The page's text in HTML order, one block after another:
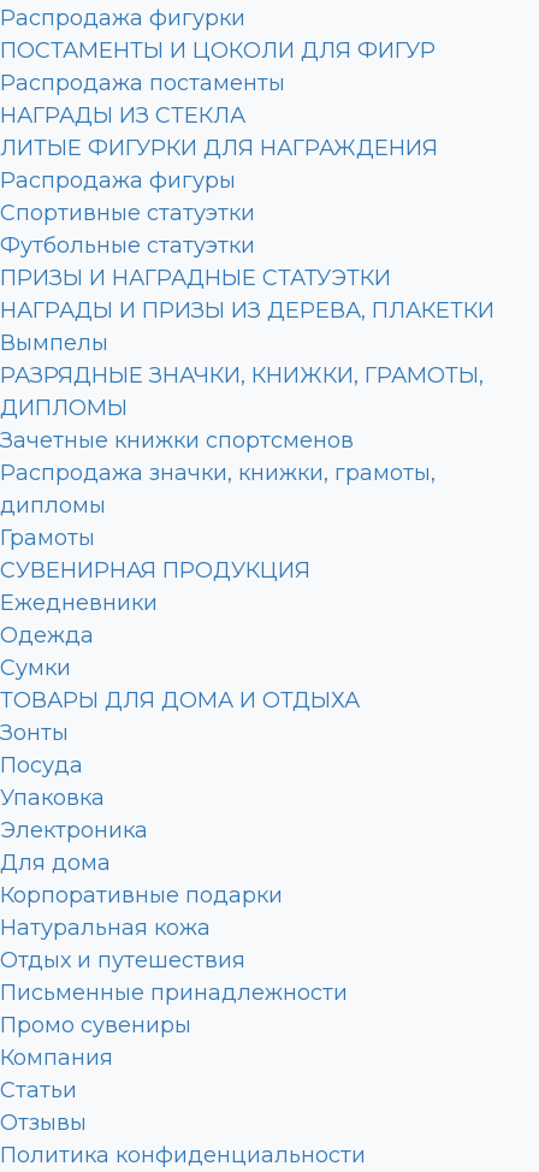
Распродажа фигурки
ПОСТАМЕНТЫ И ЦОКОЛИ ДЛЯ ФИГУР
Распродажа постаменты
НАГРАДЫ ИЗ СТЕКЛА
ЛИТЫЕ ФИГУРКИ ДЛЯ НАГРАЖДЕНИЯ
Распродажа фигуры
Спортивные статуэтки
Футбольные статуэтки
ПРИЗЫ И НАГРАДНЫЕ СТАТУЭТКИ
НАГРАДЫ И ПРИЗЫ ИЗ ДЕРЕВА, ПЛАКЕТКИ
Вымпелы
РАЗРЯДНЫЕ ЗНАЧКИ, КНИЖКИ, ГРАМОТЫ,
ДИПЛОМЫ
Зачетные книжки спортсменов
Распродажа значки, книжки, грамоты,
дипломы
Грамоты
СУВЕНИРНАЯ ПРОДУКЦИЯ
Ежедневники
Одежда
Сумки
ТОВАРЫ ДЛЯ ДОМА И ОТДЫХА
Зонты
Посуда
Упаковка
Электроника
Для дома
Корпоративные подарки
Натуральная кожа
Отдых и путешествия
Письменные принадлежности
Промо сувениры
Компания
Статьи
Отзывы
Политика конфиденциальности